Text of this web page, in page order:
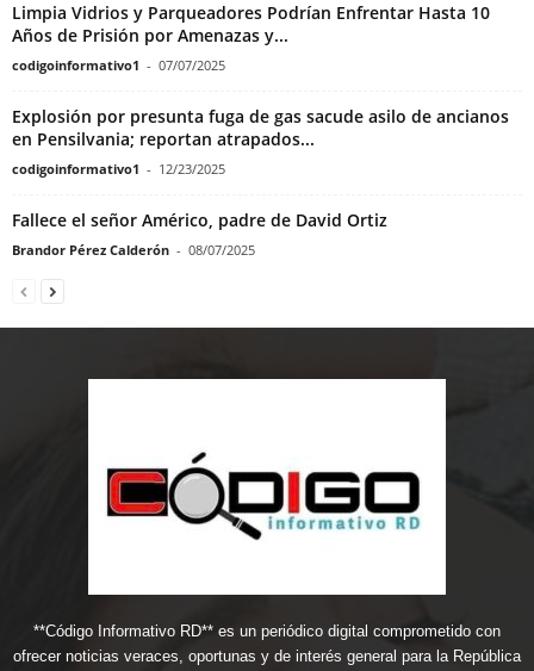
Limpia Vidrios y Parqueadores Podrían Enfrentar Hasta 10
Años de Prisión por Amenazas y...
codigoinformativo1 - 07/07/2025
Explosión por presunta fuga de gas sacude asilo de ancianos
en Pensilvania; reportan atrapados...
codigoinformativo1 - 12/23/2025
Fallece el señor Américo, padre de David Ortiz
Brandor Pérez Calderón - 08/07/2025
**Código Informativo RD** es un periódico digital comprometido con
ofrecer noticias veraces, oportunas y de interés general para la República